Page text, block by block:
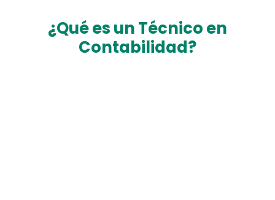
¿Qué es un Técnico en
Contabilidad?